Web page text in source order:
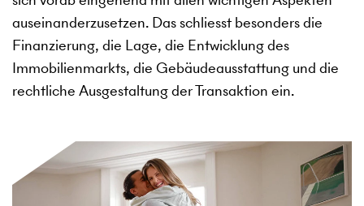
auseinanderzusetzen. Das schliesst besonders die
Finanzierung, die Lage, die Entwicklung des
Immobilienmarkts, die Gebäudeausstattung und die
rechtliche Ausgestaltung der Transaktion ein.